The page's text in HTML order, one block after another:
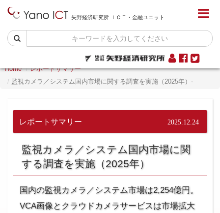
矢野経済研究所 ＩＣＴ・金融ユニット
Home
レポートサマリー
監視カメラ／システム国内市場に関する調査を実施（2025年）-
レポートサマリー 2025.12.24
監視カメラ／システム国内市場に関
する調査を実施（2025年）
国内の監視カメラ／システム市場は2,254億円。
VCA画像とクラウドカメラサービスは市場拡大